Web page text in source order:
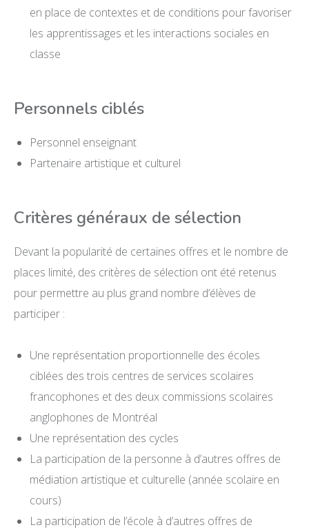
en place de contextes et de conditions pour favoriser
les apprentissages et les interactions sociales en
classe
Personnels ciblés
Personnel enseignant
Partenaire artistique et culturel
Critères généraux de sélection
Devant la popularité de certaines offres et le nombre de
places limité, des critères de sélection ont été retenus
pour permettre au plus grand nombre d’élèves de
participer :
Une représentation proportionnelle des écoles
ciblées des trois centres de services scolaires
francophones et des deux commissions scolaires
anglophones de Montréal
Une représentation des cycles
La participation de la personne à d’autres offres de
médiation artistique et culturelle (année scolaire en
cours)
La participation de l’école à d’autres offres de